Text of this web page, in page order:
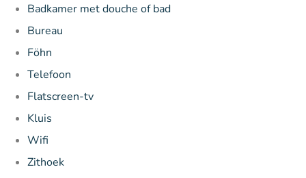
Badkamer met douche of bad
Bureau
Föhn
Telefoon
Flatscreen-tv
Kluis
Wifi
Zithoek